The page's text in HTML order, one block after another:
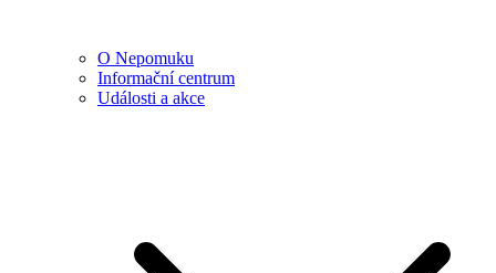
O Nepomuku
Informační centrum
Události a akce